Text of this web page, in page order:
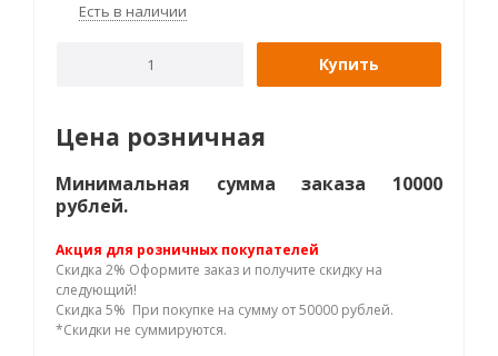
Есть в наличии
Купить
Цена розничная
Минимальная сумма заказа 10000
рублей.
Акция для розничных покупателей
Скидка 2% Оформите заказ и получите скидку на
следующий!
Скидка 5% При покупке на сумму от 50000 рублей.
*Скидки не суммируются.